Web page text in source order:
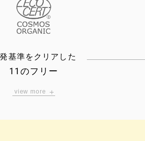
マサイコ花 / 葉 / 茎エキス
ヤコエンジーエキス
持 ）
レアザミエキス
基準をクリアした
11のフリー
view more